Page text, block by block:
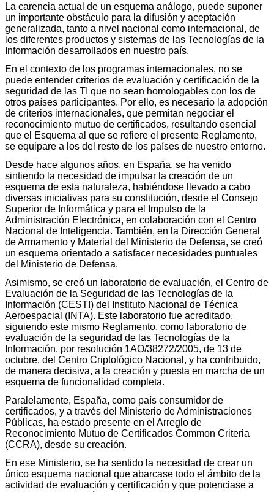
La carencia actual de un esquema análogo, puede suponer
un importante obstáculo para la difusión y aceptación
generalizada, tanto a nivel nacional como internacional, de
los diferentes productos y sistemas de las Tecnologías de la
Información desarrollados en nuestro país.
En el contexto de los programas internacionales, no se
puede entender criterios de evaluación y certificación de la
seguridad de las TI que no sean homologables con los de
otros países participantes. Por ello, es necesario la adopción
de criterios internacionales, que permitan negociar el
reconocimiento mutuo de certificados, resultando esencial
que el Esquema al que se refiere el presente Reglamento,
se equipare a los del resto de los países de nuestro entorno.
Desde hace algunos años, en España, se ha venido
sintiendo la necesidad de impulsar la creación de un
esquema de esta naturaleza, habiéndose llevado a cabo
diversas iniciativas para su constitución, desde el Consejo
Superior de Informática y para el Impulso de la
Administración Electrónica, en colaboración con el Centro
Nacional de Inteligencia. También, en la Dirección General
de Armamento y Material del Ministerio de Defensa, se creó
un esquema orientado a satisfacer necesidades puntuales
del Ministerio de Defensa.
Asimismo, se creó un laboratorio de evaluación, el Centro de
Evaluación de la Seguridad de las Tecnologías de la
Información (CESTI) del Instituto Nacional de Técnica
Aeroespacial (INTA). Este laboratorio fue acreditado,
siguiendo este mismo Reglamento, como laboratorio de
evaluación de la seguridad de las Tecnologías de la
Información, por resolución 1AO/38272/2005, de 13 de
octubre, del Centro Criptológico Nacional, y ha contribuido,
de manera decisiva, a la creación y puesta en marcha de un
esquema de funcionalidad completa.
Paralelamente, España, como país consumidor de
certificados, y a través del Ministerio de Administraciones
Públicas, ha estado presente en el Arreglo de
Reconocimiento Mutuo de Certificados Common Criteria
(CCRA), desde su creación.
En ese Ministerio, se ha sentido la necesidad de crear un
único esquema nacional que abarcase todo el ámbito de la
actividad de evaluación y certificación y que potenciase a